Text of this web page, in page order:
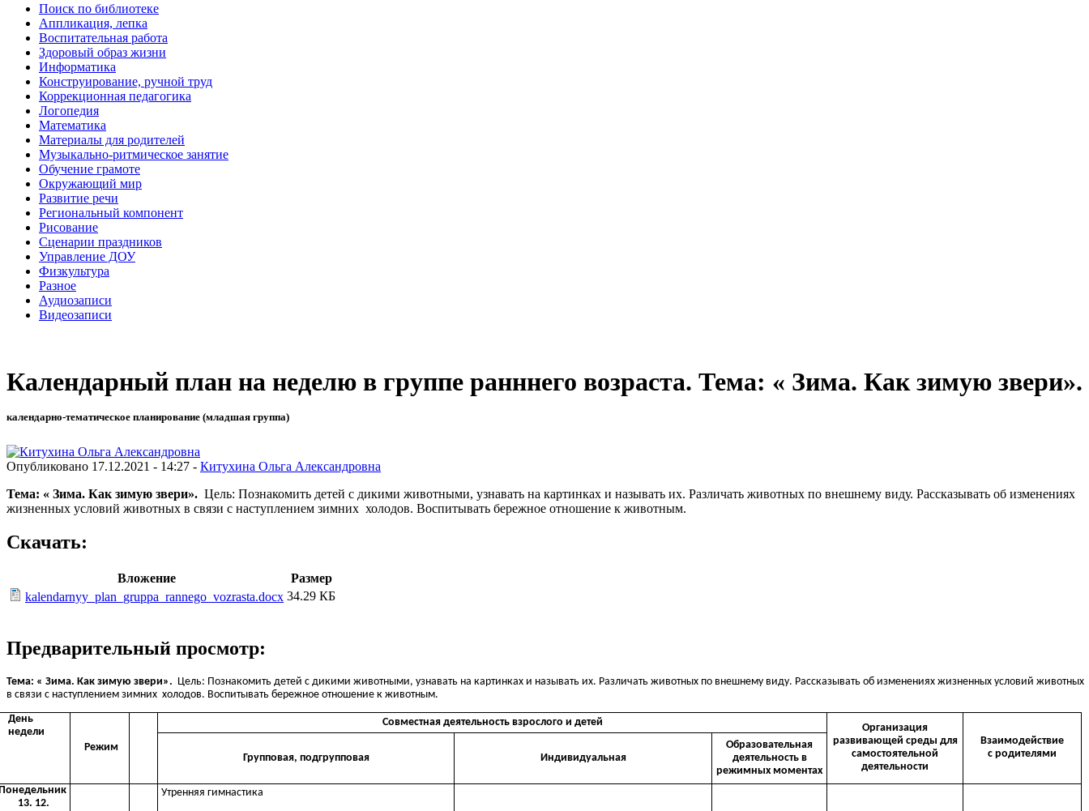
Поиск по библиотеке
Аппликация, лепка
Воспитательная работа
Здоровый образ жизни
Информатика
Конструирование, ручной труд
Коррекционная педагогика
Логопедия
Математика
Материалы для родителей
Музыкально-ритмическое занятие
Обучение грамоте
Окружающий мир
Развитие речи
Региональный компонент
Рисование
Сценарии праздников
Управление ДОУ
Физкультура
Разное
Аудиозаписи
Видеозаписи
Календарный план на неделю в группе ранннего возраста. Тема: « Зима. Как зимую звери».
календарно-тематическое планирование (младшая группа)
Опубликовано 17.12.2021 - 14:27 - Китухина Ольга Александровна
Тема: « Зима. Как зимую звери». Цель: Познакомить детей с дикими животными, узнавать на картинках и называть их. Различать животных по внешнему виду. Рассказывать об изменениях
жизненных условий животных в связи с наступлением зимних холодов. Воспитывать бережное отношение к животным.
Скачать:
Вложение
Размер
kalendarnyy_plan_gruppa_rannego_vozrasta.docx 34.29 КБ
Предварительный просмотр:
Тема: « Зима. Как зимую звери». Цель: Познакомить детей с дикими животными, узнавать на картинках и называть их. Различать животных по внешнему виду. Рассказывать об изменениях жизненных условий животных
в связи с наступлением зимних холодов. Воспитывать бережное отношение к животным.
День
недели
Режим
Совместная деятельность взрослого и детей
Организация
развивающей среды для
самостоятельной
деятельности
Взаимодействие
с родителями
Групповая, подгрупповая Индивидуальная
Образовательная
деятельность в
режимных моментах
13. 12.
Утренняя гимнастика